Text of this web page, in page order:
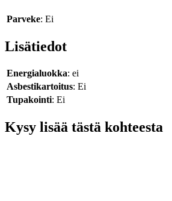
Parveke: Ei
Lisätiedot
Energialuokka: ei
Asbestikartoitus: Ei
Tupakointi: Ei
Kysy lisää tästä kohteesta